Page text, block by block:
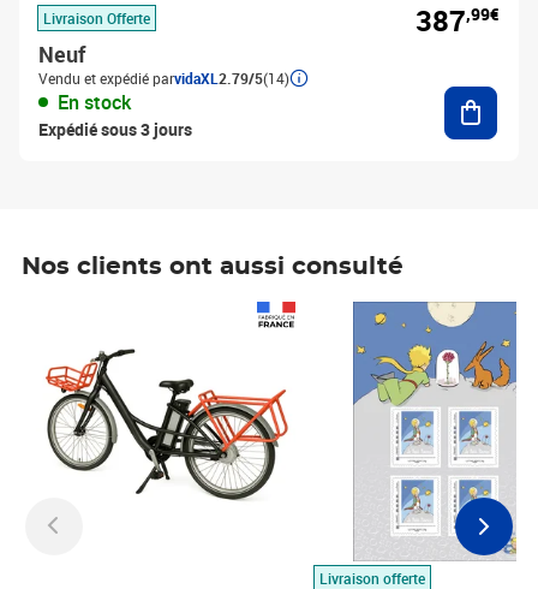
Livraison Offerte
Neuf
Vendu et expédié parvidaXL 2.79/5(14)
En stock
Expédié sous 3 jours
387,99€
Nos clients ont aussi consulté
Livraison offerte
Prix 7,50€